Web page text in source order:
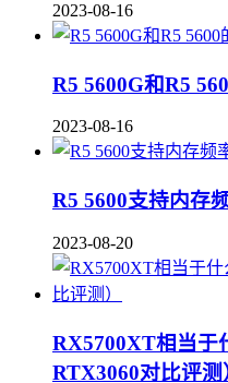
2023-08-16
R5 5600G和R5
2023-08-16
R5 5600支持内存
2023-08-20
RX5700XT相当于
RTX3060对比评测